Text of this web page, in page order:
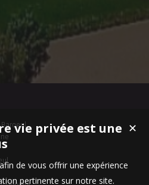
✕
vie privée est une
de vous offrir une expérience
pertinente sur notre site.